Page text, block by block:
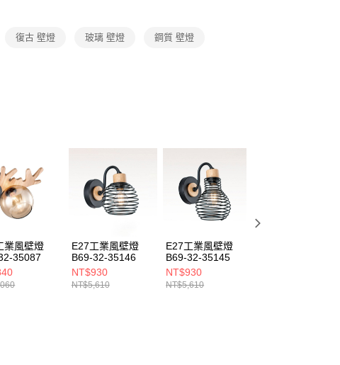
商品的店家。未經商家同意取消之訂單仍視為有效，需透過AFTEE
於個人資料處理事宜，請瀏覽以下網址：
aftee.tw/terms/#terms3
未成年的使用者請事先徵得法定代理人或監護人之同意方可使用
先享後付」，若未經同意申辦者引起之損失，本公司不負相關責
查核予不同之上限額度；若仍有額度不足之情形，本公司將視審查
求用戶進行身份認證。
禁一人註冊多個帳號或使用他人資訊註冊。若發現惡意使用之情
沛科技股份有限公司將有權停止該用戶之使用額度並採取法律行
復古 壁燈 玻璃 壁燈 鋼質 壁燈
業風壁燈
35087
E27工業風壁燈
B69-32-35146
NT$930
NT$5,610
E27工業風壁燈
B69-32-35145
NT$930
NT$5,610